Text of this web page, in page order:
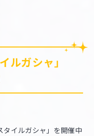
ルガシャ」
タイルガシャ」を開催中